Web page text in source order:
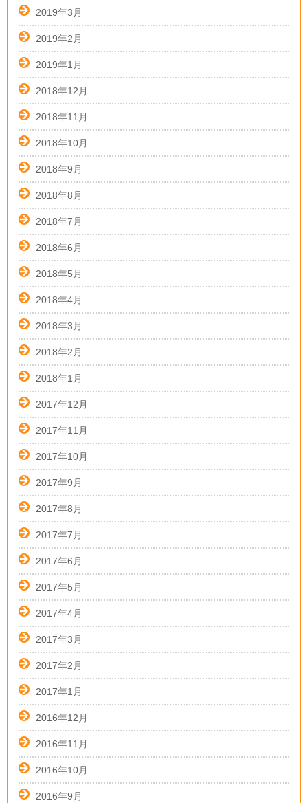
2019年3月
2019年2月
2019年1月
2018年12月
2018年11月
2018年10月
2018年9月
2018年8月
2018年7月
2018年6月
2018年5月
2018年4月
2018年3月
2018年2月
2018年1月
2017年12月
2017年11月
2017年10月
2017年9月
2017年8月
2017年7月
2017年6月
2017年5月
2017年4月
2017年3月
2017年2月
2017年1月
2016年12月
2016年11月
2016年10月
2016年9月